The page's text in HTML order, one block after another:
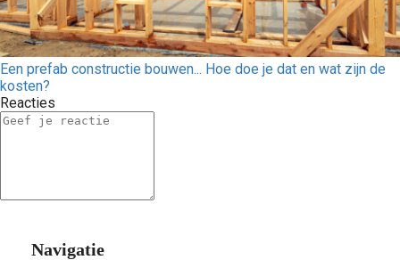
Een prefab constructie bouwen... Hoe doe je dat en wat zijn de
kosten?
Reacties
Navigatie